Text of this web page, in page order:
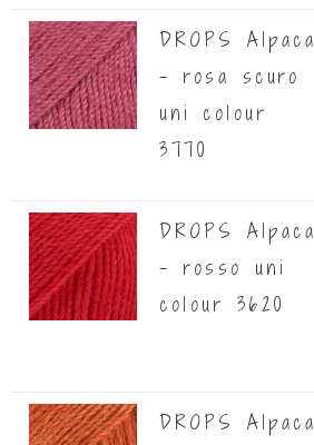
DROPS Alpaca
- rosa scuro
uni colour
3770
DROPS Alpaca
- rosso uni
colour 3620
DROPS Alpaca